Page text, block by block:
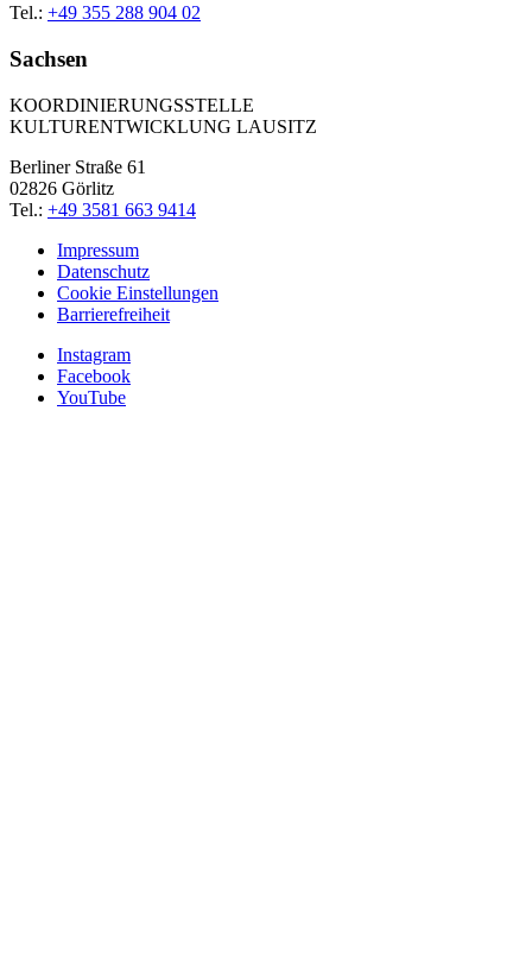
Tel.: +49 355 288 904 02
Sachsen
KOORDINIERUNGSSTELLE
KULTURENTWICKLUNG LAUSITZ
Berliner Straße 61
02826 Görlitz
Tel.: +49 3581 663 9414
Impressum
Datenschutz
Cookie Einstellungen
Barrierefreiheit
Instagram
Facebook
YouTube